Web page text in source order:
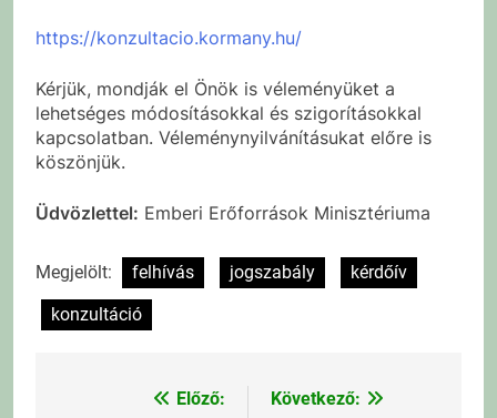
https://konzultacio.kormany.hu/
Kérjük, mondják el Önök is véleményüket a
lehetséges módosításokkal és szigorításokkal
kapcsolatban. Véleménynyilvánításukat előre is
köszönjük.
Üdvözlettel: Emberi Erőforrások Minisztériuma
Megjelölt: felhívás jogszabály
kérdőív
konzultáció
BejegyzésElőző:
Következő: